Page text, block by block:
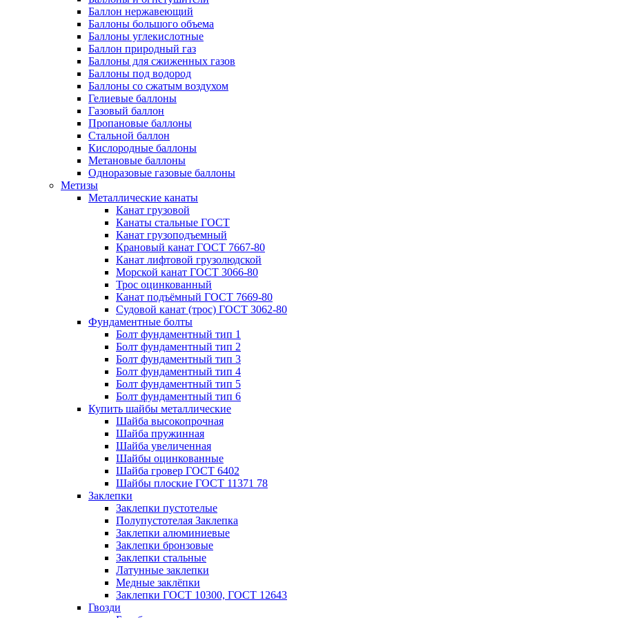
Баллон нержавеющий
Баллоны большого объема
Баллоны углекислотные
Баллон природный газ
Баллоны для сжиженных газов
Баллоны под водород
Баллоны со сжатым воздухом
Гелиевые баллоны
Газовый баллон
Пропановые баллоны
Стальной баллон
Кислородные баллоны
Метановые баллоны
Одноразовые газовые баллоны
Метизы
Металлические канаты
Канат грузовой
Канаты стальные ГОСТ
Канат грузоподъемный
Крановый канат ГОСТ 7667-80
Канат лифтовой грузолюдской
Морской канат ГОСТ 3066-80
Трос оцинкованный
Канат подъёмный ГОСТ 7669-80
Судовой канат (трос) ГОСТ 3062-80
Фундаментные болты
Болт фундаментный тип 1
Болт фундаментный тип 2
Болт фундаментный тип 3
Болт фундаментный тип 4
Болт фундаментный тип 5
Болт фундаментный тип 6
Купить шайбы металлические
Шайба высокопрочная
Шайба пружинная
Шайба увеличенная
Шайбы оцинкованные
Шайба гровер ГОСТ 6402
Шайбы плоские ГОСТ 11371 78
Заклепки
Заклепки пустотелые
Полупустотелая Заклепка
Заклепки алюминиевые
Заклепки бронзовые
Заклепки стальные
Латунные заклепки
Медные заклёпки
Заклепки ГОСТ 10300, ГОСТ 12643
Гвозди